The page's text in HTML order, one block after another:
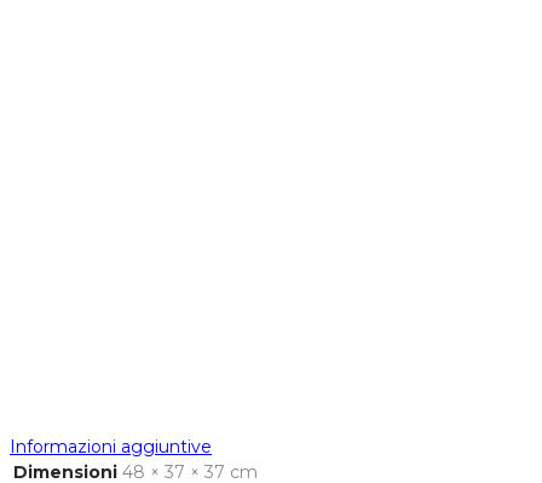
Informazioni aggiuntive
Dimensioni 48 × 37 × 37 cm